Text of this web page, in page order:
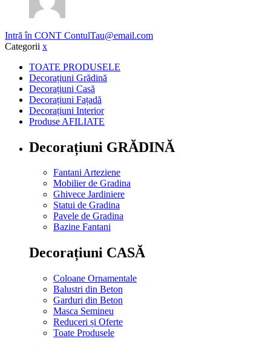
Intră în CONT ContulTau@email.com
Categorii x
TOATE PRODUSELE
Decorațiuni Grădină
Decorațiuni Casă
Decorațiuni Fațadă
Decorațiuni Interior
Produse AFILIATE
Decorațiuni GRĂDINĂ
Fantani Arteziene
Mobilier de Gradina
Ghivece Jardiniere
Statui de Gradina
Pavele de Gradina
Bazine Fantani
Decorațiuni CASĂ
Coloane Ornamentale
Balustri din Beton
Garduri din Beton
Masca Semineu
Reduceri și Oferte
Toate Produsele